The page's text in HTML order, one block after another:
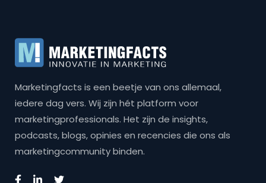
Marketingfacts is een beetje van ons allemaal,
iedere dag vers. Wij zijn hét platform voor
marketingprofessionals. Het zijn de insights,
podcasts, blogs, opinies en recencies die ons als
marketingcommunity binden.